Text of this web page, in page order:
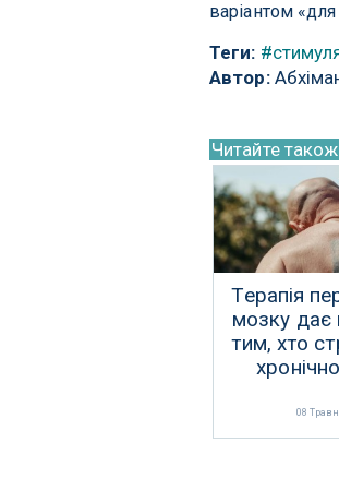
варіантом
Теги:
Автор:
Читайте
Терапія
мозку дає
тим, хто
08